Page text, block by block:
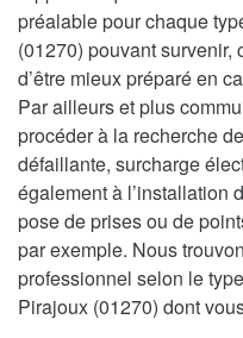
préalable pour chaque
(01270) pouvant survenir,
d’être mieux préparé en
Par ailleurs et plus
procéder à la recherche
défaillante, surcharge
également à l’installation
pose de prises ou de
par exemple. Nous
professionnel selon le
Pirajoux (01270) dont